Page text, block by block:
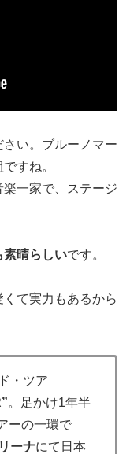
い。ブルーノマー
すね。
一家で、ステージ
素晴らしいです。
て実力もあるから
・ツア
。⾜かけ1年半
ーの⼀環で
ーナにて⽇本